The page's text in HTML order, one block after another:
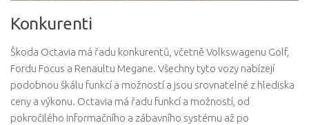
Konkurenti
Škoda Octavia má řadu konkurentů, včetně Volkswagenu Golf,
Fordu Focus a Renaultu Megane. Všechny tyto vozy nabízejí
podobnou škálu funkcí a možností a jsou srovnatelné z hlediska
ceny a výkonu. Octavia má řadu funkcí a možností, od
pokročilého informačního a zábavního systému až po